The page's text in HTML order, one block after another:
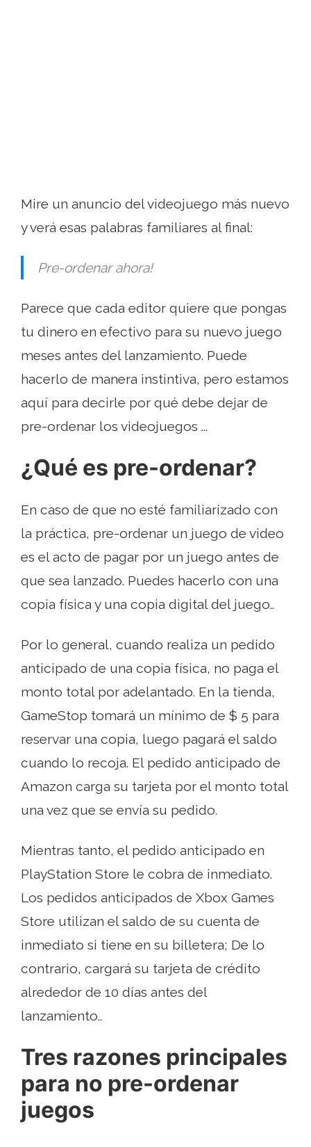
Mire un anuncio del videojuego más nuevo
y verá esas palabras familiares al final:
Pre-ordenar ahora!
Parece que cada editor quiere que pongas
tu dinero en efectivo para su nuevo juego
meses antes del lanzamiento. Puede
hacerlo de manera instintiva, pero estamos
aquí para decirle por qué debe dejar de
pre-ordenar los videojuegos ...
¿Qué es pre-ordenar?
En caso de que no esté familiarizado con
la práctica, pre-ordenar un juego de video
es el acto de pagar por un juego antes de
que sea lanzado. Puedes hacerlo con una
copia física y una copia digital del juego..
Por lo general, cuando realiza un pedido
anticipado de una copia física, no paga el
monto total por adelantado. En la tienda,
GameStop tomará un mínimo de $ 5 para
reservar una copia, luego pagará el saldo
cuando lo recoja. El pedido anticipado de
Amazon carga su tarjeta por el monto total
una vez que se envía su pedido.
Mientras tanto, el pedido anticipado en
PlayStation Store le cobra de inmediato.
Los pedidos anticipados de Xbox Games
Store utilizan el saldo de su cuenta de
inmediato si tiene en su billetera; De lo
contrario, cargará su tarjeta de crédito
alrededor de 10 días antes del
lanzamiento..
Tres razones principales
para no pre-ordenar
juegos